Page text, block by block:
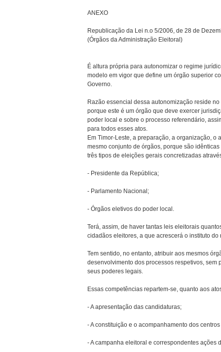
ANEXO
Republicação da Lei n.o 5/2006, de 28 de
(Órgãos da Administração Eleitoral)
É altura própria para autonomizar o regime
modelo em vigor que define um órgão superior
Governo.
Razão essencial dessa autonomização reside
porque este é um órgão que deve exercer
poder local e sobre o processo referendário,
para todos esses atos.
Em Timor-Leste, a preparação, a organização,
mesmo conjunto de órgãos, porque são
três tipos de eleições gerais concretizadas
- Presidente da República;
- Parlamento Nacional;
- Órgãos eletivos do poder local.
Terá, assim, de haver tantas leis eleitorais
cidadãos eleitores, a que acrescerá o instituto do
Tem sentido, no entanto, atribuir aos mesmos
desenvolvimento dos processos respetivos,
seus poderes legais.
Essas competências repartem-se, quanto aos
- A apresentação das candidaturas;
- A constituição e o acompanhamento dos
- A campanha eleitoral e correspondentes ações